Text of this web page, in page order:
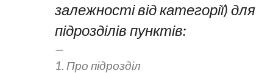
залежності від категорії) для
підрозділів пунктів:
1. Про підрозділ